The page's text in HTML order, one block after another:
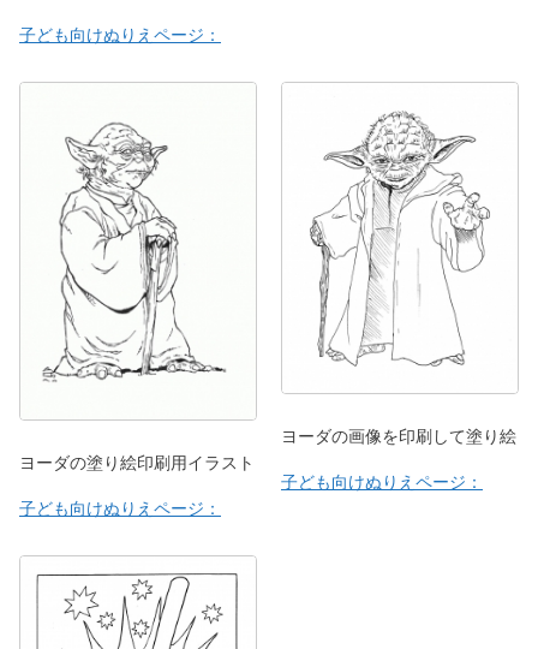
子ども向けぬりえページ：
ヨーダの塗り絵印刷用イラスト
子ども向けぬりえページ：
ヨーダの画像を印刷して塗り絵
子ども向けぬりえページ：